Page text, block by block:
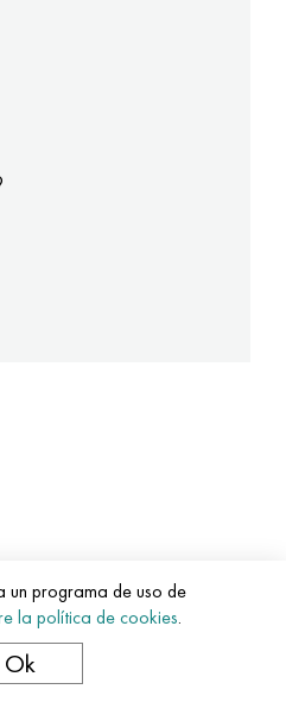
un programa de uso de
la política de cookies.
Ok